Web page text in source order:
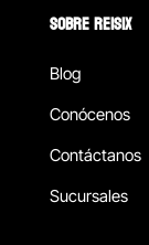
SOBRE REISIX
Blog
Conócenos
Contáctanos
Sucursales